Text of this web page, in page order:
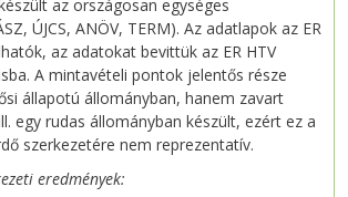
az országosan egységes
ÚJCS, ANÖV, TERM). Az adatlapok az ER
az adatokat bevittük az ER HTV
A mintavételi pontok jelentős része
állapotú állományban, hanem zavart
egy rudas állományban készült, ezért ez a
szerkezetére nem reprezentatív.
eredmények: